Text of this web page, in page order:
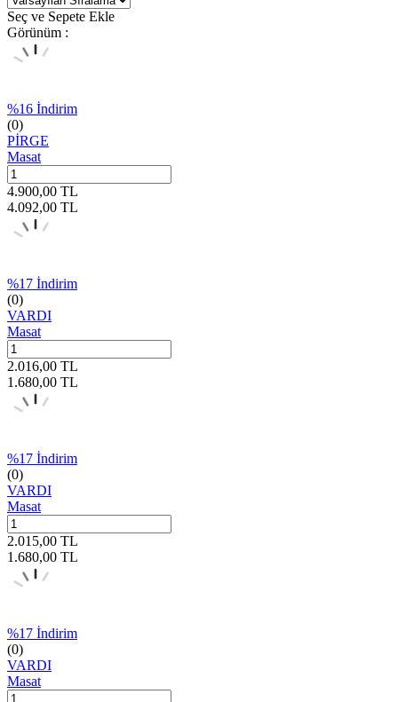
Seç ve Sepete Ekle
Görünüm :
%16 İndirim
(0)
PİRGE
Masat
4.900,00 TL
4.092,00 TL
%17 İndirim
(0)
VARDI
Masat
2.016,00 TL
1.680,00 TL
%17 İndirim
(0)
VARDI
Masat
2.015,00 TL
1.680,00 TL
%17 İndirim
(0)
VARDI
Masat